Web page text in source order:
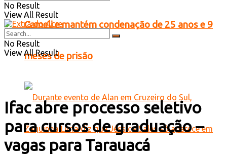
Cameli e mantém condenação de 25 anos e 9
meses de prisão
No Result
View All Result
No Result
View All Result
Ifac abre processo seletivo
para cursos de graduação –
vagas para Tarauacá